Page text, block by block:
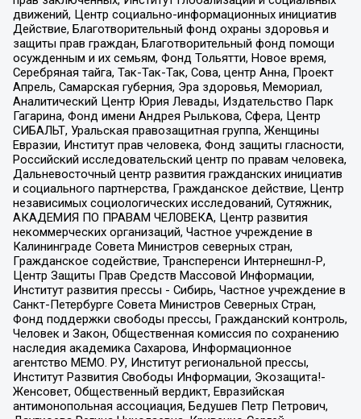
движений, Центр социально-информационных инициатив
Действие, Благотворительный фонд охраны здоровья и
защиты прав граждан, Благотворительный фонд помощи
осужденным и их семьям, Фонд Тольятти, Новое время,
Серебряная тайга, Так-Так-Так, Сова, центр Анна, Проект
Апрель, Самарская губерния, Эра здоровья, Мемориал,
Аналитический Центр Юрия Левады, Издательство Парк
Гагарина, Фонд имени Андрея Рылькова, Сфера, Центр
СИБАЛЬТ, Уральская правозащитная группа, Женщины
Евразии, Институт прав человека, Фонд защиты гласности,
Российский исследовательский центр по правам человека,
Дальневосточный центр развития гражданских инициатив
и социального партнерства, Гражданское действие, Центр
независимых социологических исследований, Сутяжник,
АКАДЕМИЯ ПО ПРАВАМ ЧЕЛОВЕКА, Центр развития
некоммерческих организаций, Частное учреждение в
Калининграде Совета Министров северных стран,
Гражданское содействие, Трансперенси Интернешнл-Р,
Центр Защиты Прав Средств Массовой Информации,
Институт развития прессы - Сибирь, Частное учреждение в
Санкт-Петербурге Совета Министров Северных Стран,
Фонд поддержки свободы прессы, Гражданский контроль,
Человек и Закон, Общественная комиссия по сохранению
наследия академика Сахарова, Информационное
агентство МЕМО. РУ, Институт региональной прессы,
Институт Развития Свободы Информации, Экозащита!-
Женсовет, Общественный вердикт, Евразийская
антимонопольная ассоциация, Бедушев Петр Петрович,